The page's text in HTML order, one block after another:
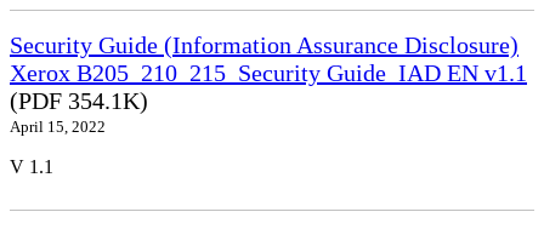
Security Guide (Information Assurance Disclosure)
Xerox B205_210_215_Security Guide_IAD EN v1.1
(PDF 354.1K)
April 15, 2022
V 1.1